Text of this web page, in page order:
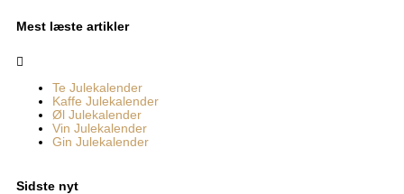
Mest læste artikler
Menu
Te Julekalender
Kaffe Julekalender
Øl Julekalender
Vin Julekalender
Gin Julekalender
Sidste nyt